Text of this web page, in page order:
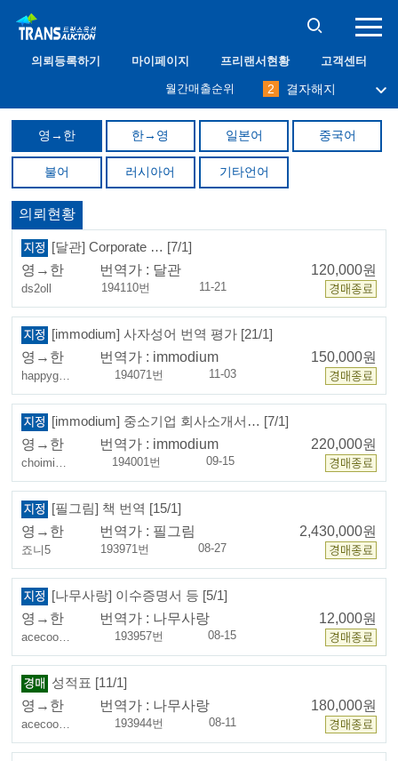
의뢰등록하기 마이페이지 프리랜서현황 고객센터
월간매출순위
10 프리맨
2
결자해지
3
나무사랑
4
immodium
6
abang
7
8
케니
영→한 한→영 일본어 중국어
불어 러시아어 기타언어
의뢰현황
[달관] Corporate … [7/1]
영→한
번역가 : 달관 120,000원
ds2oll 194110번 11-21
[immodium] 사자성어 번역 평가 [21/1]
영→한
번역가 : immodium 150,000원
happyg… 194071번 11-03
[immodium] 중소기업 회사소개서… [7/1]
영→한
번역가 : immodium 220,000원
choimi… 194001번 09-15
[필그림] 책 번역 [15/1]
영→한
번역가 : 필그림 2,430,000원
죠니5 193971번 08-27
[나무사랑] 이수증명서 등 [5/1]
영→한
번역가 : 나무사랑 12,000원
acecoo… 193957번 08-15
성적표 [11/1]
영→한
번역가 : 나무사랑 180,000원
acecoo… 193944번 08-11